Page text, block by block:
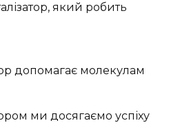
який робить
допомагає молекулам
ми досягаємо успіху